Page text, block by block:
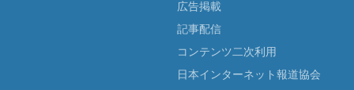
広告掲載
記事配信
コンテンツ二次利用
日本インターネット報道協会